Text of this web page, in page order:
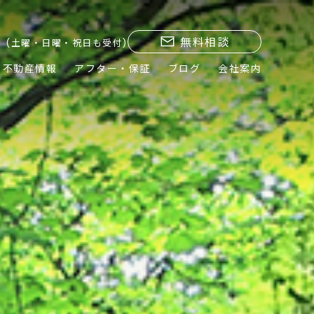
(土曜・日曜・祝日も受付) 無料相談
不動産情報 アフター・保証 ブログ 会社案内